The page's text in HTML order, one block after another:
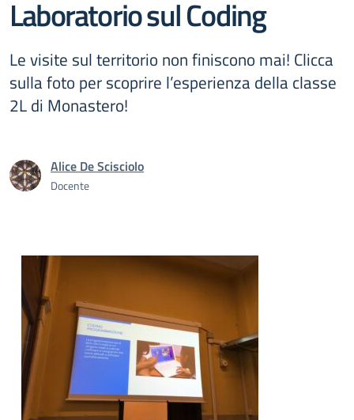
Laboratorio sul Coding
Le visite sul territorio non finiscono mai! Clicca
sulla foto per scoprire l’esperienza della classe
2L di Monastero!
Alice De Scisciolo
Docente